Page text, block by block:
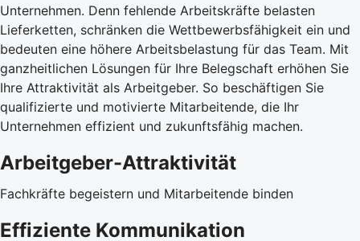
Unternehmen. Denn fehlende Arbeitskräfte belasten
Lieferketten, schränken die Wettbewerbsfähigkeit ein und
bedeuten eine höhere Arbeitsbelastung für das Team. Mit
ganzheitlichen Lösungen für Ihre Belegschaft erhöhen Sie
Ihre Attraktivität als Arbeitgeber. So beschäftigen Sie
qualifizierte und motivierte Mitarbeitende, die Ihr
Unternehmen effizient und zukunftsfähig machen.
Arbeitgeber-Attraktivität
Fachkräfte begeistern und Mitarbeitende binden
Effiziente Kommunikation